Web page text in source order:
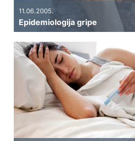
11.06.2005.
Epidemiologija gripe